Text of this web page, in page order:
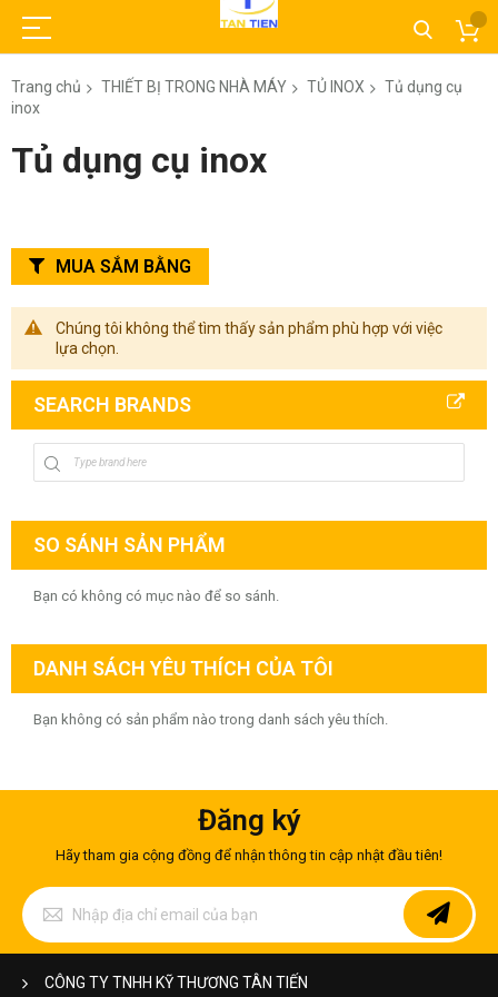
Trang chủ THIẾT BỊ TRONG NHÀ MÁY TỦ INOX
Tủ dụng cụ
inox
Tủ dụng cụ inox
Chúng tôi không thể tìm thấy sản phẩm phù hợp với việc
lựa chọn.
MUA SẮM BẰNG
SEARCH BRANDS
SO SÁNH SẢN PHẨM
Bạn có không có mục nào để so sánh.
DANH SÁCH YÊU THÍCH CỦA TÔI
Bạn không có sản phẩm nào trong danh sách yêu thích.
Đăng ký
Hãy tham gia cộng đồng để nhận thông tin cập nhật đầu tiên!
Đăng
ký
để
nhận
tin
CÔNG TY TNHH KỸ THƯƠNG TÂN TIẾN